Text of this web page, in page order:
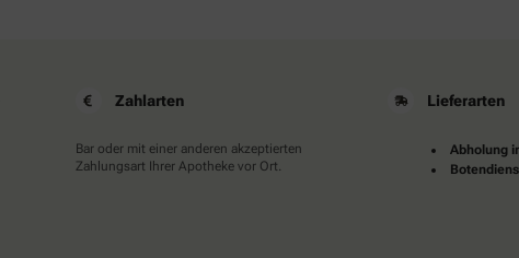
Zahlarten
Bar oder mit einer anderen akzeptierten
Zahlungsart Ihrer Apotheke vor Ort.
Lieferarten
Abholung